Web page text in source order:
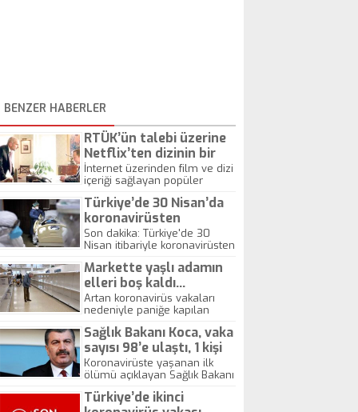
BENZER HABERLER
RTÜK’ün talebi üzerine
Netflix’ten dizinin bir
bölümü kaldırıldı
İnternet üzerinden film ve dizi
içeriği sağlayan popüler
Washington arasındaki siyasi
ilişkilerin konu edinildiği
"Designated Survivor" dizisinin
bir bölümünü RTÜK'ün isteği
üzerine Türkiye servisinden
kaldırdığını duyurdu. Bu
engelleme RTÜK eliyle
Netflix'e ilk müdahale oldu.
Türkiye’de 30 Nisan’da
koronavirüsten
ölenlerin sayısı 93
artarak 3 bin 174’e, vaka
sayısı 120 bin 204’e
yükseldi
Son dakika: Türkiye'de 30
Nisan itibariyle koronavirüsten
93 artarak 3 bin 174'e, vaka
sayısı ise 2 bin 615 artarak
120 bin 204'e yükseldi.
Markette yaşlı adamın
elleri boş kaldı…
Artan koronavirüs vakaları
nedeniyle paniğe kapılan
rafları boşalttı. Sosyal
medyada paylaşılan bir
fotoğraf ise virüs nedeniyle
paniğe kapılmamanın ne
kadar önemli olduğunu
gösterdi. İngiltere'de bir
markette çekilen fotoğrafta,
Sağlık Bakanı Koca, vaka
sayısı 98’e ulaştı, 1 kişi
hayatını kaybetti
Koronavirüste yaşanan ilk
ölümü açıklayan Sağlık Bakanı
yükseldiğini açıklarken,
Türkiye’de ikinci